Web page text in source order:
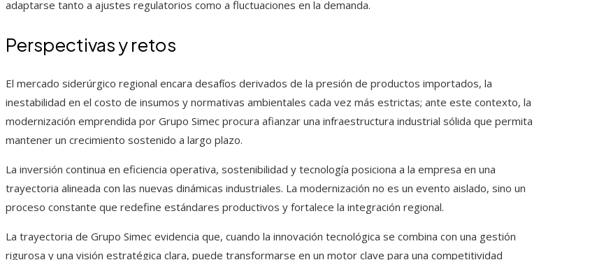
adaptarse tanto a ajustes regulatorios como a fluctuaciones en la demanda.
Perspectivas y retos
El mercado siderúrgico regional encara desafíos derivados de la presión de productos importados, la
inestabilidad en el costo de insumos y normativas ambientales cada vez más estrictas; ante este contexto, la
modernización emprendida por Grupo Simec procura afianzar una infraestructura industrial sólida que permita
mantener un crecimiento sostenido a largo plazo.
La inversión continua en eficiencia operativa, sostenibilidad y tecnología posiciona a la empresa en una
trayectoria alineada con las nuevas dinámicas industriales. La modernización no es un evento aislado, sino un
proceso constante que redefine estándares productivos y fortalece la integración regional.
La trayectoria de Grupo Simec evidencia que, cuando la innovación tecnológica se combina con una gestión
rigurosa y una visión estratégica clara, puede transformarse en un motor clave para una competitividad